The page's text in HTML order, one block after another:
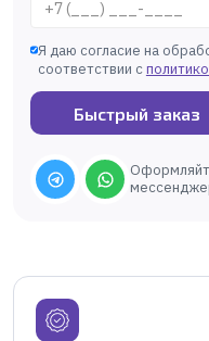
Я даю согласие на
соответствии с
Быстрый заказ